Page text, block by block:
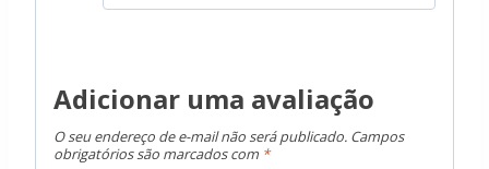
Adicionar uma avaliação
O seu endereço de e-mail não será publicado. Campos
obrigatórios são marcados com *